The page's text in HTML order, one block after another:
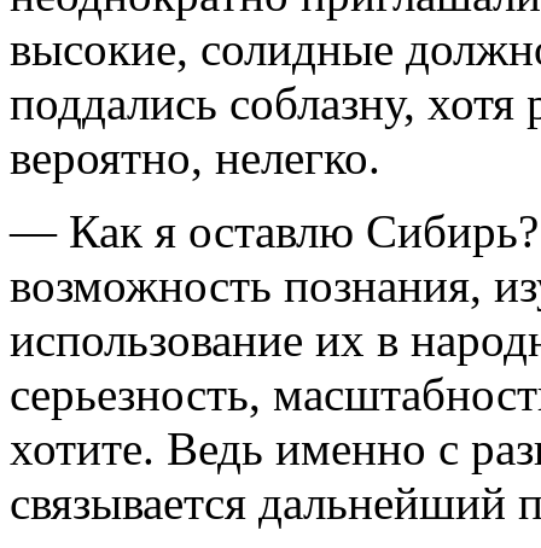
высокие, солидные
поддались соблазну,
вероятно, нелегко.
— Как я оставлю
возможность познания,
использование их в
серьезность,
хотите. Ведь именно с
связывается дальнейший